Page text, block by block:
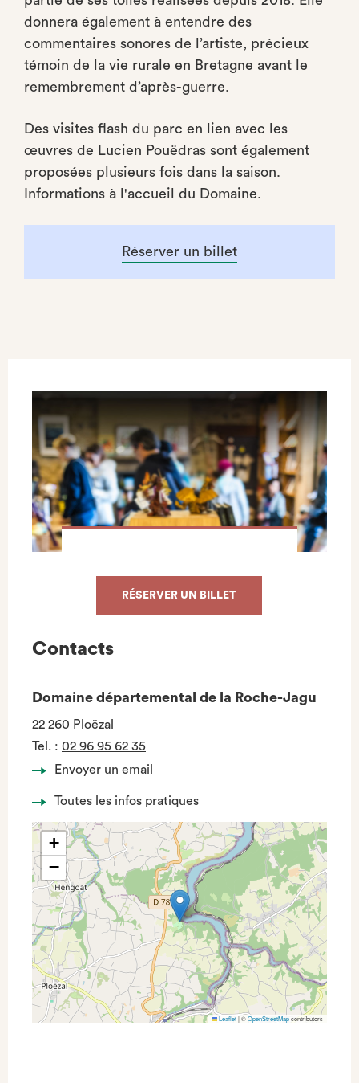
donnera également à entendre des
commentaires sonores de l’artiste, précieux
témoin de la vie rurale en Bretagne avant le
remembrement d’après-guerre.
Des visites flash du parc en lien avec les
œuvres de Lucien Pouëdras sont également
proposées plusieurs fois dans la saison.
Informations à l'accueil du Domaine.
Réserver un billet
RÉSERVER UN BILLET
Contacts
Domaine départemental de la Roche-Jagu
22 260 Ploëzal
Tel. : 02 96 95 62 35
Envoyer un email
Toutes les infos pratiques
+
−
Leaflet|©OpenStreetMapcontributors